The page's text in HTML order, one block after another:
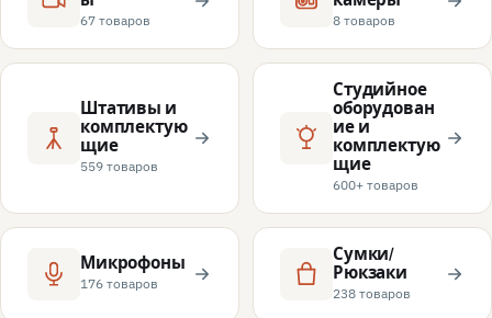
67 товаров
8 товаров
Штативы и
комплектую
щие
559 товаров
Студийное
оборудован
ие и
комплектую
щие
600+ товаров
Микрофоны
176 товаров
Сумки/
Рюкзаки
238 товаров